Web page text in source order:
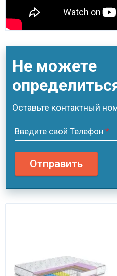
Не можете
Оставьте контактный
Введите свой Телефон *
Отправить